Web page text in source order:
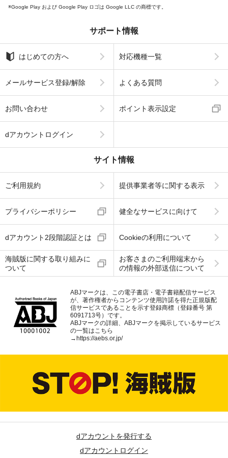
Google Play および Google Play ロゴは Google LLC の商標です。
サポート情報
はじめての方へ 対応機種一覧
メールサービス登録/解除 よくある質問
お問い合わせ ポイント表示設定
dアカウントログイン
サイト情報
ご利用規約 提供事業者等に関する表示
プライバシーポリシー 健全なサービスに向けて
dアカウント2段階認証とは Cookieの利用について
海賊版に関する取り組みに
ついて
お客さまのご利用端末から
の情報の外部送信について
ABJマークは、この電子書店・電子書籍配信サービス
が、著作権者からコンテンツ使用許諾を得た正規版配
信サービスであることを示す登録商標（登録番号 第
6091713号）です。
ABJマークの詳細、ABJマークを掲示しているサービス
の一覧はこちら
→https://aebs.or.jp/
dアカウントを発行する
dアカウントログイン